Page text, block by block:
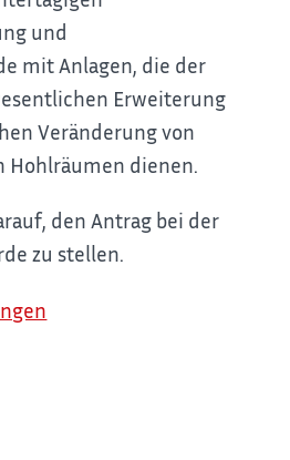
und
mit Anlagen, die der
Erweiterung
Veränderung von
Hohlräumen dienen.
den Antrag bei der
zu stellen.